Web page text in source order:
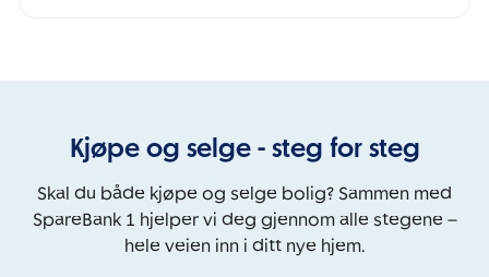
Kjøpe og selge - steg for steg
Skal du både kjøpe og selge bolig? Sammen med
SpareBank 1 hjelper vi deg gjennom alle stegene –
hele veien inn i ditt nye hjem.